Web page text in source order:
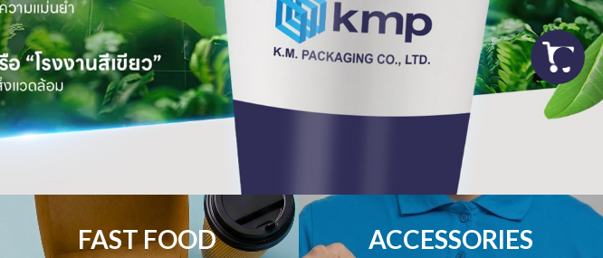
FAST FOOD
ACCESSORIES